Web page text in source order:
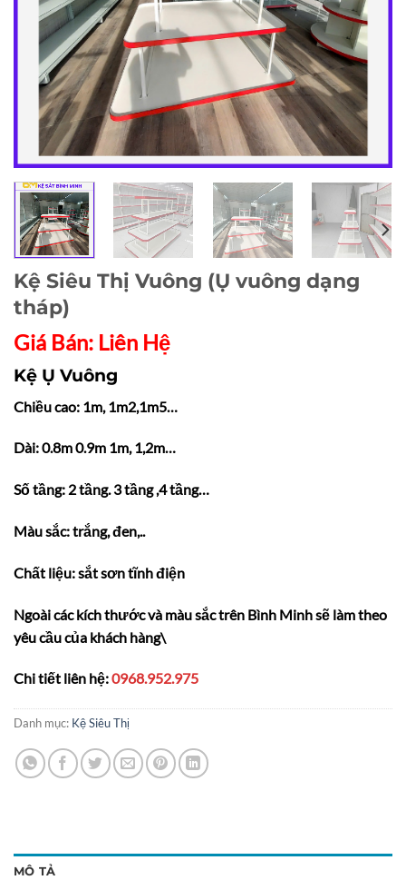
Kệ Siêu Thị Vuông (Ụ vuông dạng
tháp)
Giá Bán: Liên Hệ
Kệ Ụ Vuông
Chiều cao: 1m, 1m2,1m5…
Dài: 0.8m 0.9m 1m, 1,2m…
Số tầng: 2 tầng. 3 tầng ,4 tầng…
Màu sắc: trắng, đen,..
Chất liệu: sắt sơn tĩnh điện
Ngoài các kích thước và màu sắc trên Bình Minh sẽ làm theo
yêu cầu của khách hàng\
Chi tiết liên hệ:0968.952.975
Danh mục: Kệ Siêu Thị
MÔ TẢ